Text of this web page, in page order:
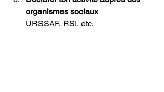
organismes sociaux
URSSAF, RSI, etc.